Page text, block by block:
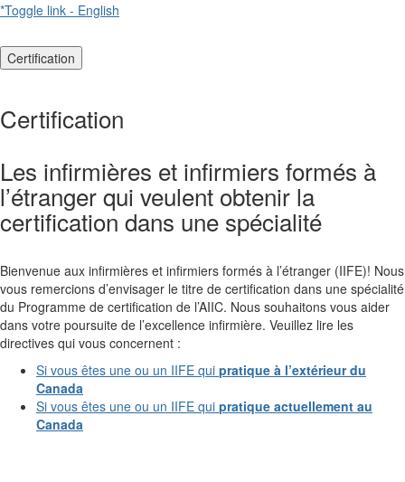
*Toggle link - English
Certification
Certification
Les infirmières et infirmiers formés à
l’étranger qui veulent obtenir la
certification dans une spécialité
Bienvenue aux infirmières et infirmiers formés à l’étranger (IIFE)! Nous
vous remercions d’envisager le titre de certification dans une spécialité
du Programme de certification de l’AIIC. Nous souhaitons vous aider
dans votre poursuite de l’excellence infirmière. Veuillez lire les
directives qui vous concernent :
Si vous êtes une ou un IIFE qui pratique à l’extérieur du
Canada
Si vous êtes une ou un IIFE qui pratique actuellement au
Canada